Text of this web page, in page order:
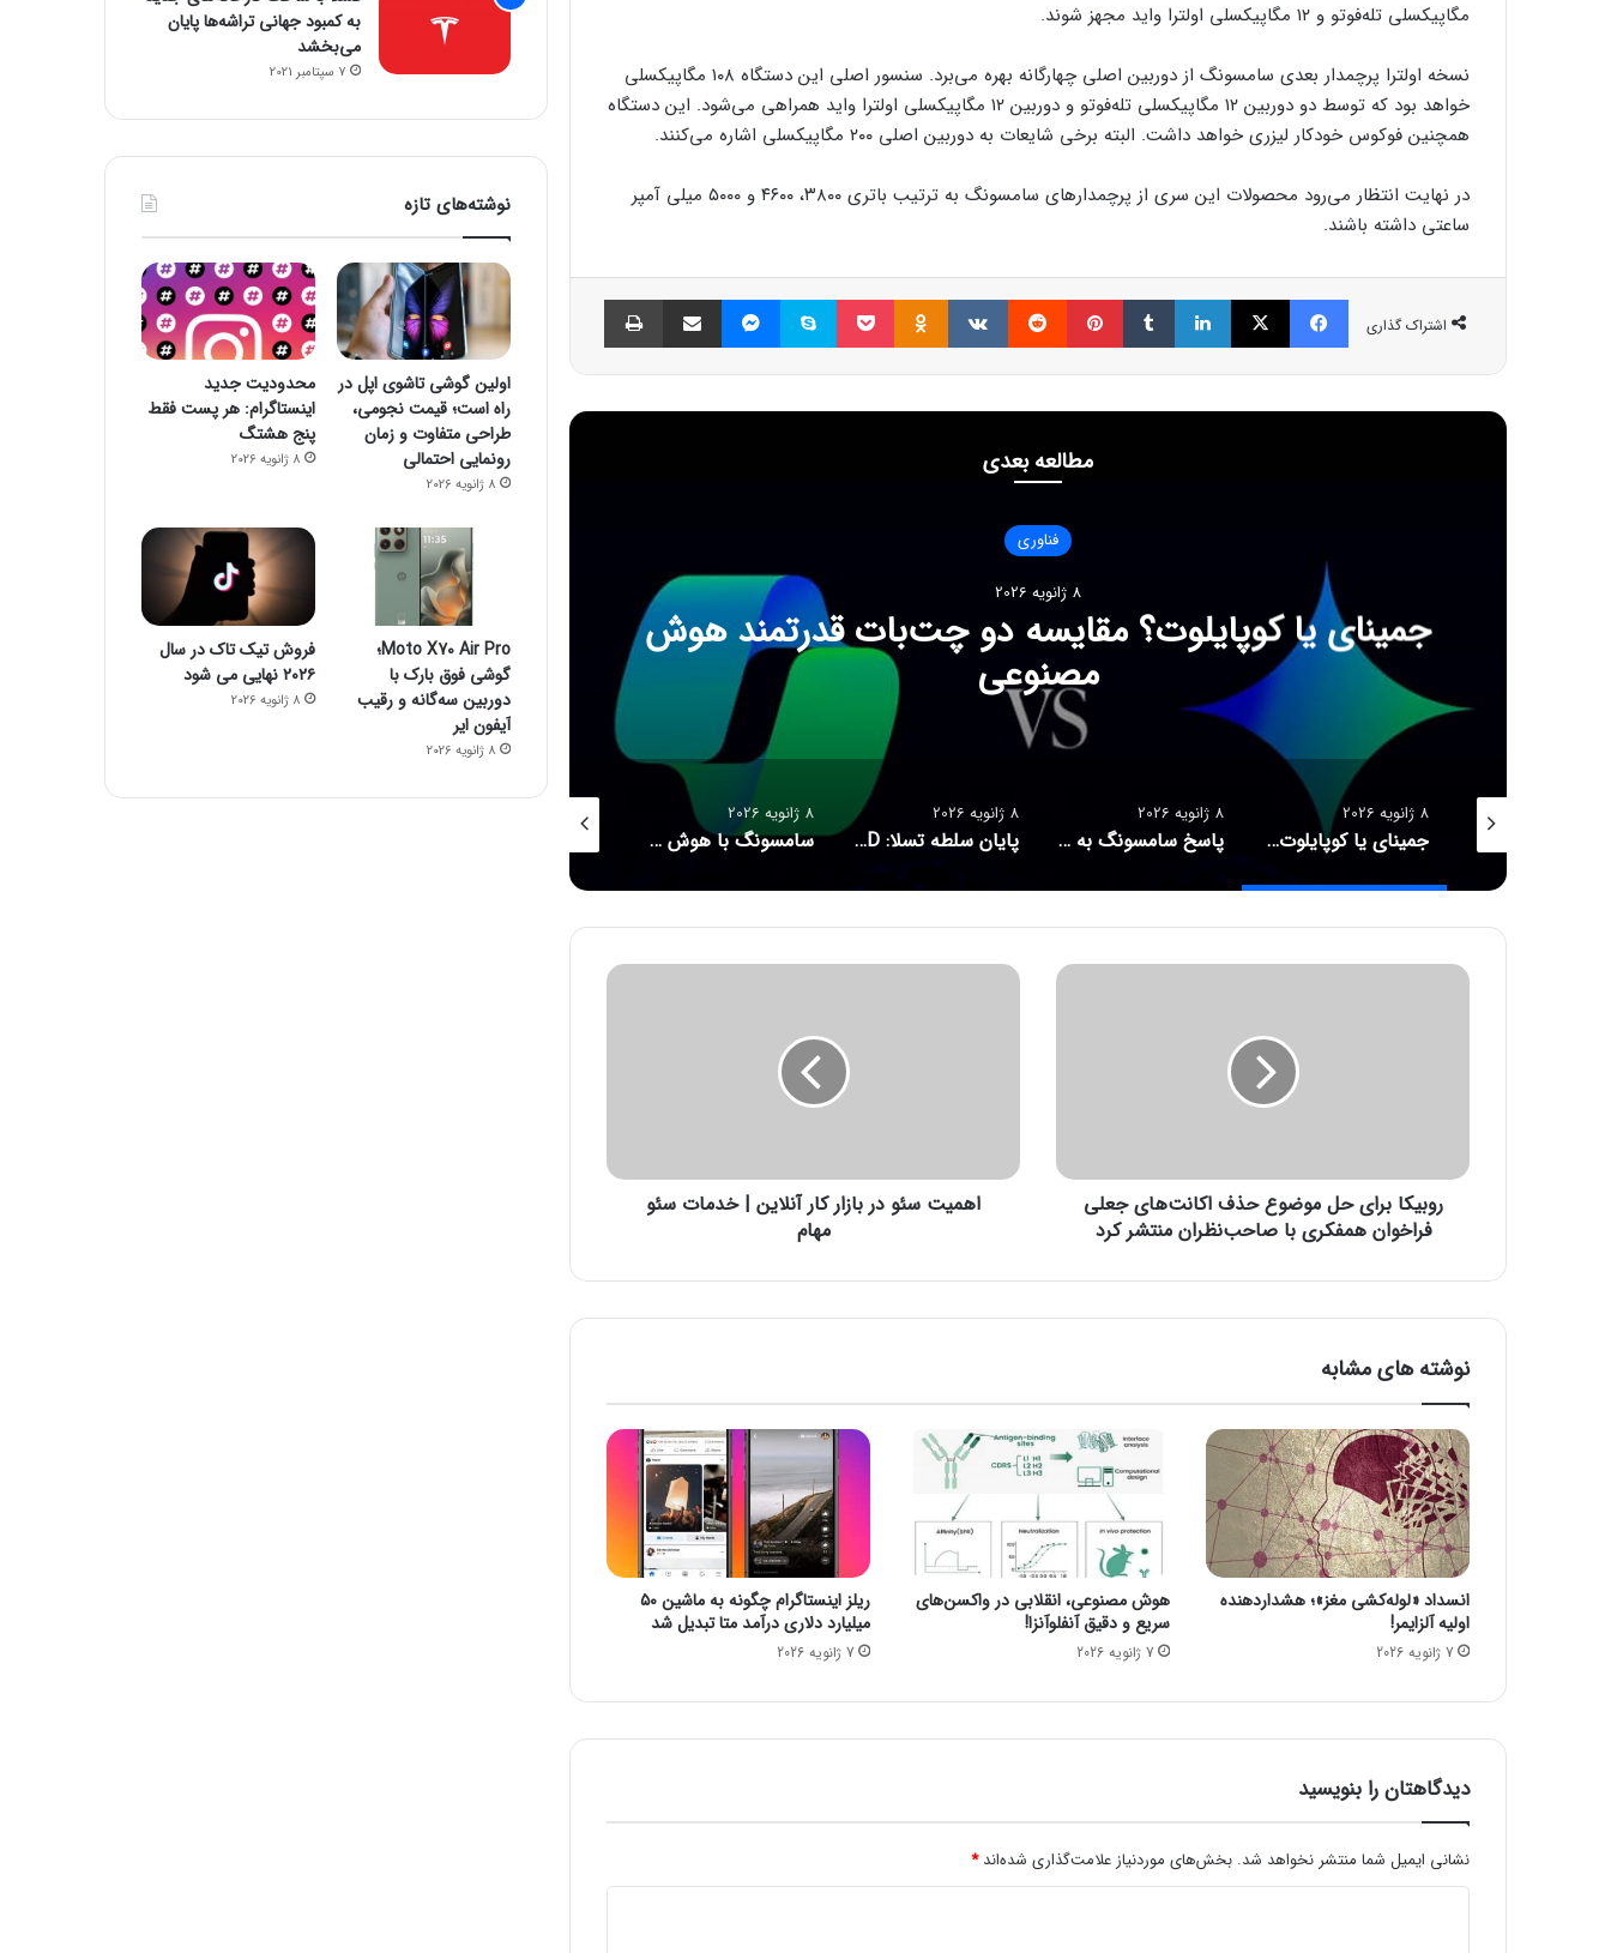
مگاپیکسلی تله‌فوتو و ۱۲ مگاپیکسلی اولترا واید مجهز شوند.
نسخه اولترا پرچمدار بعدی سامسونگ از دوربین اصلی چهارگانه بهره می‌برد. سنسور اصلی این دستگاه ۱۰۸ مگاپیکسلی
خواهد بود که توسط دو دوربین ۱۲ مگاپیکسلی تله‌فوتو و دوربین ۱۲ مگاپیکسلی اولترا واید همراهی می‌شود. این دستگاه
همچنین فوکوس خودکار لیزری خواهد داشت. البته برخی شایعات به دوربین اصلی ۲۰۰ مگاپیکسلی اشاره می‌کنند.
در نهایت انتظار می‌رود محصولات این سری از پرچمدارهای سامسونگ به ترتیب باتری ۳۸۰۰، ۴۶۰۰ و ۵۰۰۰ میلی آمپر
ساعتی داشته باشند.
اشتراک گذاری
فیسبوک ایکس لینکداین تامبلر پینتریست Reddit
VKontakte
Odnoklassniki پاکت اسکایپ مسنجر اشتراک گذاری با ایمیل
مطالعه بعدی
فناوری
8 ژانویه 2026
جمینای یا کوپایلوت؟ مقایسه دو چت‌بات قدرتمند هوش
مصنوعی
پاسخ سامسونگ به اپل: گلکسی
آیفون تاشو و
8 ژانویه 2026
جمینای یا کوپایلوت؟ مقایسه دو چت‌بات قدرتمند هوش مصنوعی
8 ژانویه 2026
پاسخ سامسونگ به اپل: گلکسی واید فولد، رقیبی برای آیفون تاشو و آیپد
8 ژانویه 2026
پایان سلطه تسلا: BYD با فروش ۲/۲ میلیونی پیشتاز بازار خودروهای برقی شد
8 ژانویه 2026
سامسونگ با هوش مصنوعی، سلامت مغز کاربران را پایش می‌کند
ر
ا
م
ع
ح
ذ
ف
ا
ک
ا
ن
ت‌
ه
ا
ی
ع
ف
ا
خ
و
روبیکا برای حل موضوع حذف اکانت‌های جعلی
فراخوان همفکری با صاحب‌نظران منتشر کرد
ا
د
ز
ر
آ
ن
ل
ی
ن
|
خ
ت
ا
م
اهمیت سئو در بازار کار آنلاین | خدمات سئو
مهام
نوشته های مشابه
انسداد «لوله‌کشی مغز»؛ هشداردهنده
اولیه آلزایمر!
7 ژانویه 2026
هوش مصنوعی، انقلابی در واکسن‌های
سریع و دقیق آنفلوآنزا!
7 ژانویه 2026
ریلز اینستاگرام چگونه به ماشین ۵۰
میلیارد دلاری درآمد متا تبدیل شد
7 ژانویه 2026
دیدگاهتان را بنویسید
نشانی ایمیل شما منتشر نخواهد شد. بخش‌های موردنیاز علامت‌گذاری شده‌اند*
به کمبود جهانی تراشه‌ها پایان
می‌بخشد
7 سپتامبر 2021
نوشته‌های تازه
اولین گوشی تاشوی اپل در
راه است؛ قیمت نجومی،
طراحی متفاوت و زمان
رونمایی احتمالی
8 ژانویه 2026
محدودیت جدید
اینستاگرام: هر پست فقط
پنج هشتگ
8 ژانویه 2026
Moto X70 Air Pro؛
گوشی فوق بارک با
دوربین سه‌گانه و رقیب
آیفون ایر
8 ژانویه 2026
فروش تیک تاک در سال
۲۰۲۶ نهایی می شود
8 ژانویه 2026